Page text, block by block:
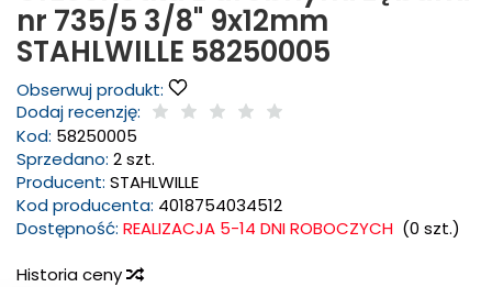
nr 735/5 3/8" 9x12mm
STAHLWILLE 58250005
Obserwuj produkt:
Dodaj recenzję:
Kod: 58250005
Sprzedano: 2 szt.
Producent: STAHLWILLE
Kod producenta: 4018754034512
Dostępność: REALIZACJA 5-14 DNI ROBOCZYCH (0 szt.)
Historia ceny